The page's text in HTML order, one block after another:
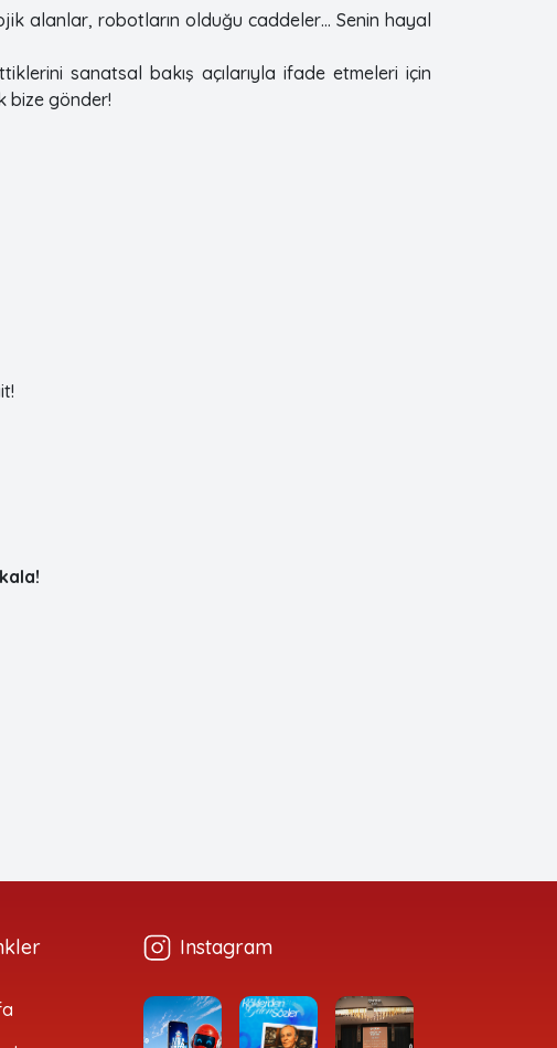
alanlar, robotların olduğu caddeler… Senin hayal
sanatsal bakış açılarıyla ifade etmeleri için
bize gönder!
Instagram